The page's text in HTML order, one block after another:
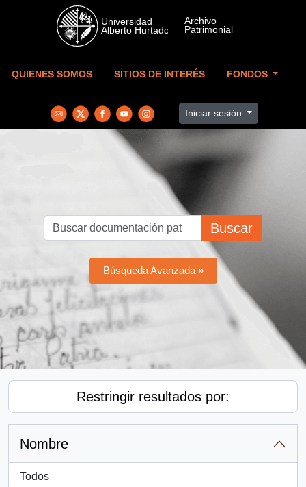
Skip to main content
QUIENES SOMOS SITIOS DE INTERÉS FONDOS
Iniciar sesión
Buscar
Búsqueda Avanzada »
Restringir resultados por:
Nombre
Todos